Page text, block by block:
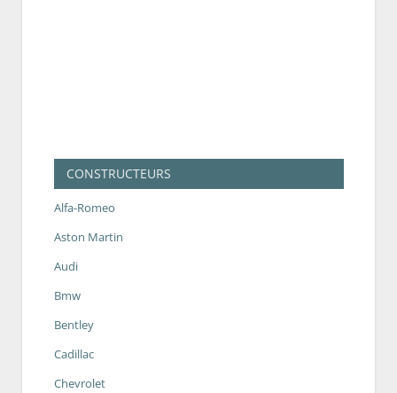
CONSTRUCTEURS
Alfa-Romeo
Aston Martin
Audi
Bmw
Bentley
Cadillac
Chevrolet